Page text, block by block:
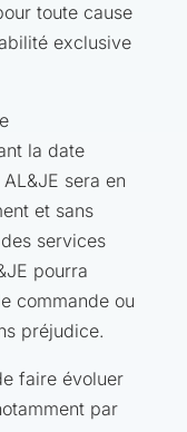
toute cause
exclusive
la date
sera en
et sans
services
pourra
commande ou
préjudice.
faire évoluer
par